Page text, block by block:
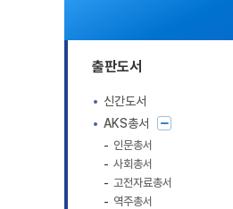
출판도서
신간도서
AKS총서
인문총서
사회총서
고전자료총서
역주총서